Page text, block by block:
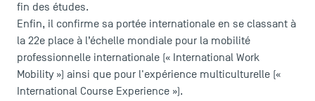
fin des études.
Enfin, il confirme sa portée internationale en se classant à
la 22e place à l’échelle mondiale pour la mobilité
professionnelle internationale (« International Work
Mobility ») ainsi que pour l'expérience multiculturelle («
International Course Experience »).